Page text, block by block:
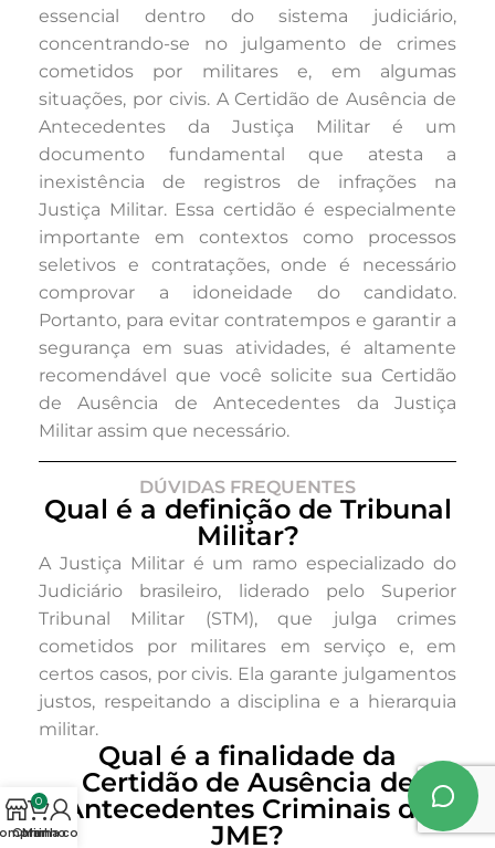
essencial dentro do sistema judiciário,
concentrando-se no julgamento de crimes
cometidos por militares e, em algumas
situações, por civis. A Certidão de Ausência de
Antecedentes da Justiça Militar é um
documento fundamental que atesta a
inexistência de registros de infrações na
Justiça Militar. Essa certidão é especialmente
importante em contextos como processos
seletivos e contratações, onde é necessário
comprovar a idoneidade do candidato.
Portanto, para evitar contratempos e garantir a
segurança em suas atividades, é altamente
recomendável que você solicite sua Certidão
de Ausência de Antecedentes da Justiça
Militar assim que necessário.
DÚVIDAS FREQUENTES
Qual é a definição de Tribunal
Militar?
A Justiça Militar é um ramo especializado do
Judiciário brasileiro, liderado pelo Superior
Tribunal Militar (STM), que julga crimes
cometidos por militares em serviço e, em
certos casos, por civis. Ela garante julgamentos
justos, respeitando a disciplina e a hierarquia
militar.
Qual é a finalidade da
Certidão de Ausência de
Antecedentes Criminais da
JME?
0
Carrinho
Minha conta